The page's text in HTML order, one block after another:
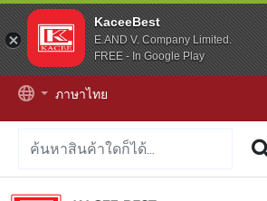
KaceeBest
E.AND V. Company Limited.
FREE - In Google Play
ภาษาไทย